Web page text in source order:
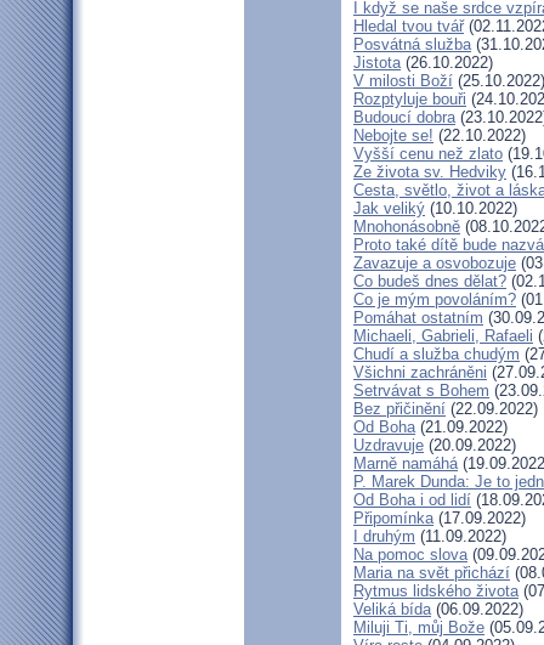
I když se naše srdce
Hledal tvou tvář
Posvátná služba
Jistota(26.10.2022)
V milosti Boží (25.10.2022)
Rozptyluje bouři
Budoucí dobra
Nebojte se! (22.10.2022)
Vyšší cenu než zlato
Ze života sv. Hedviky
Cesta, světlo, život a
Jak veliký (10.10.2022)
Mnohonásobně
Proto také dítě bude
Zavazuje a osvobozuje
Co budeš dnes dělat?
Co je mým povoláním?
Pomáhat ostatním
Michaeli, Gabrieli, Rafaeli
Chudí a služba chudým
Všichni zachráněni
Setrvávat s Bohem
Bez přičinění (22.09.2022)
Od Boha(21.09.2022)
Uzdravuje (20.09.2022)
Marně namáhá
P. Marek Dunda: Je to
Od Boha i od lidí
Připomínka(17.09.2022)
I druhým (11.09.2022)
Na pomoc slova
Maria na svět přichází
Rytmus lidského života
Veliká bída(06.09.2022)
Miluji Ti, můj Bože